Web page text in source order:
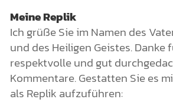
Meine Replik
Ich grüße Sie im Namen des
und des Heiligen Geistes. Danke
respektvolle und gut
Kommentare. Gestatten Sie es
als Replik aufzuführen: